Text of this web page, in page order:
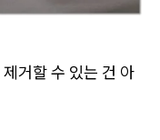
거할 수 있는 건 아